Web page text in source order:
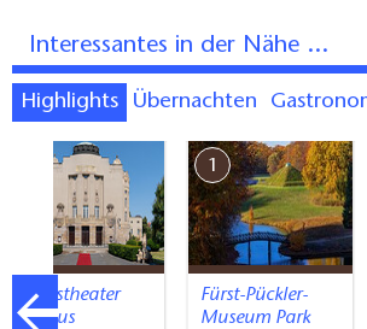
Interessantes in der Nähe ...
Highlights Übernachten
Staatstheater
Cottbus
1
Fürst-Pückler-
Museum Park